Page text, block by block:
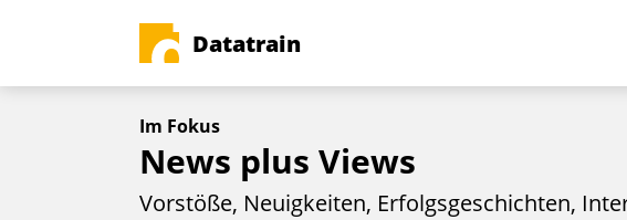
Datatrain
Im Fokus
News plus Views
Vorstöße, Neuigkeiten, Erfolgsgeschichten,